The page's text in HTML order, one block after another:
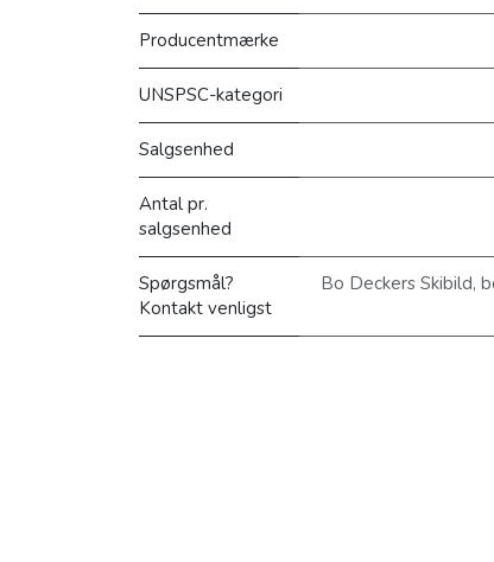
Producentmærke
UNSPSC-kategori
Salgsenhed
Antal pr.
salgsenhed
Spørgsmål?
Kontakt venligst
Bo Deckers Skibild,